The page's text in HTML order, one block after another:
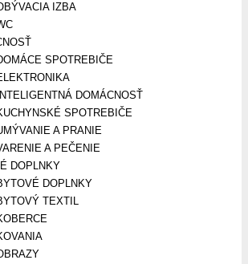
IZBA
SPOTREBIČE
INTELIGENTNÁ DOMÁCNOSŤ
SPOTREBIČE
A PRANIE
A PEČENIE
DOPLNKY
DOPLNKY
TEXTIL